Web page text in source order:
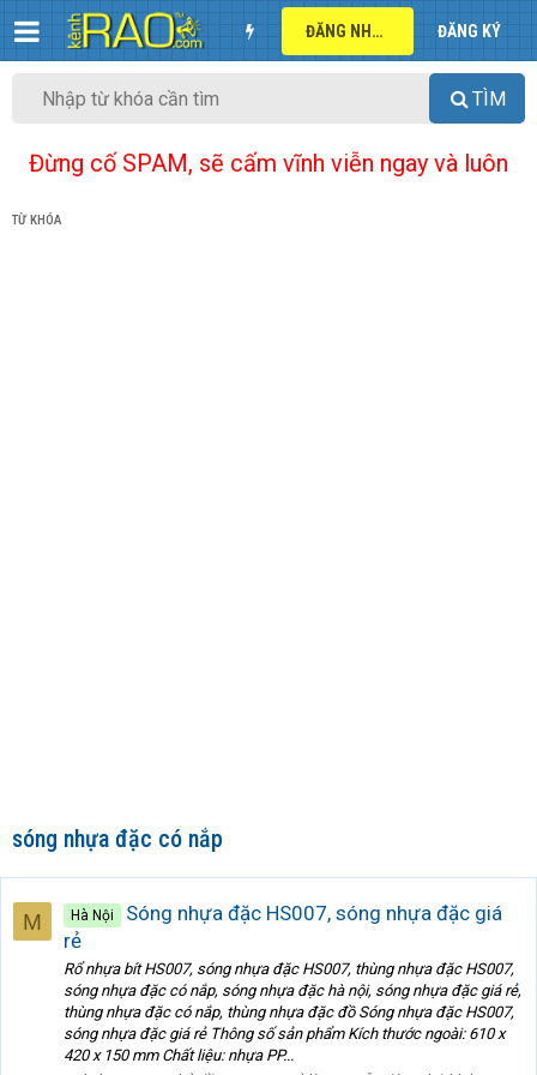
ĐĂNG NHẬP ĐĂNG KÝ
TÌM
Đừng cố SPAM, sẽ cấm vĩnh viễn ngay và luôn
TỪ KHÓA
sóng nhựa đặc có nắp
M Hà Nội
Sóng nhựa đặc HS007, sóng nhựa đặc giá
rẻ
Rổ nhựa bít HS007, sóng nhựa đặc HS007, thùng nhựa đặc HS007,
sóng nhựa đặc có nắp, sóng nhựa đặc hà nội, sóng nhựa đặc giá rẻ,
thùng nhựa đặc có nắp, thùng nhựa đặc đồ Sóng nhựa đặc HS007,
sóng nhựa đặc giá rẻ Thông số sản phẩm Kích thước ngoài: 610 x
420 x 150 mm Chất liệu: nhựa PP...